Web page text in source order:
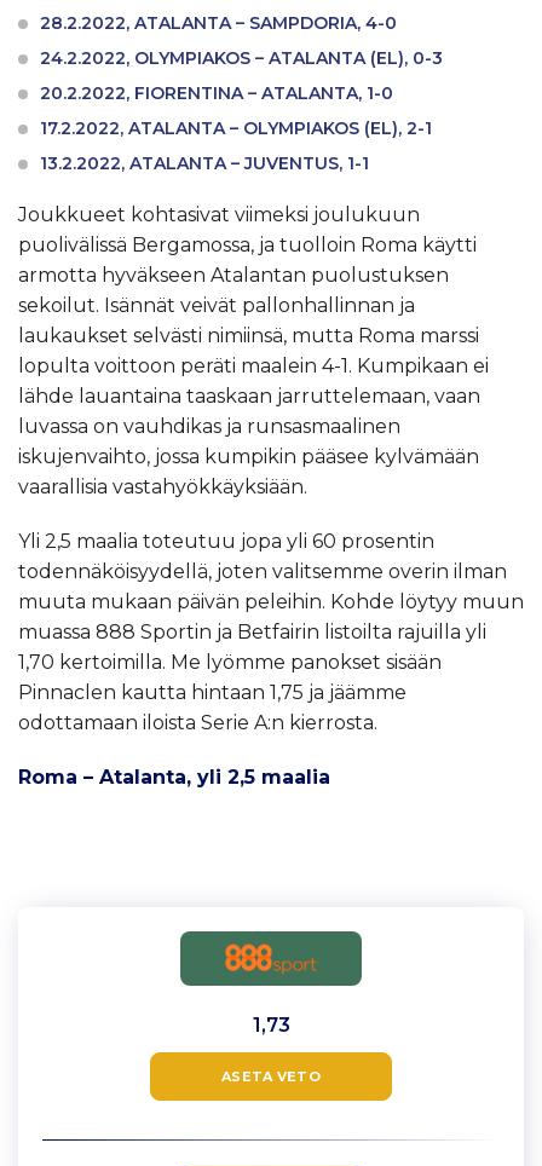
28.2.2022, ATALANTA – SAMPDORIA, 4-0
24.2.2022, OLYMPIAKOS – ATALANTA (EL), 0-3
20.2.2022, FIORENTINA – ATALANTA, 1-0
17.2.2022, ATALANTA – OLYMPIAKOS (EL), 2-1
13.2.2022, ATALANTA – JUVENTUS, 1-1
Joukkueet kohtasivat viimeksi joulukuun
puolivälissä Bergamossa, ja tuolloin Roma käytti
armotta hyväkseen Atalantan puolustuksen
sekoilut. Isännät veivät pallonhallinnan ja
laukaukset selvästi nimiinsä, mutta Roma marssi
lopulta voittoon peräti maalein 4-1. Kumpikaan ei
lähde lauantaina taaskaan jarruttelemaan, vaan
luvassa on vauhdikas ja runsasmaalinen
iskujenvaihto, jossa kumpikin pääsee kylvämään
vaarallisia vastahyökkäyksiään.
Yli 2,5 maalia toteutuu jopa yli 60 prosentin
todennäköisyydellä, joten valitsemme overin ilman
muuta mukaan päivän peleihin. Kohde löytyy muun
muassa 888 Sportin ja Betfairin listoilta rajuilla yli
1,70 kertoimilla. Me lyömme panokset sisään
Pinnaclen kautta hintaan 1,75 ja jäämme
odottamaan iloista Serie A:n kierrosta.
Roma – Atalanta, yli 2,5 maalia
1,73
ASETA VETO